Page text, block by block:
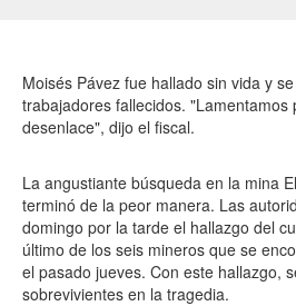
Moisés Pávez fue hallado sin vida y
trabajadores fallecidos. "Lamentamos
desenlace", dijo el fiscal.
La angustiante búsqueda en la mina
terminó de la peor manera. Las
domingo por la tarde el hallazgo del
último de los seis mineros que se
el pasado jueves. Con este hallazgo,
sobrevivientes en la tragedia.